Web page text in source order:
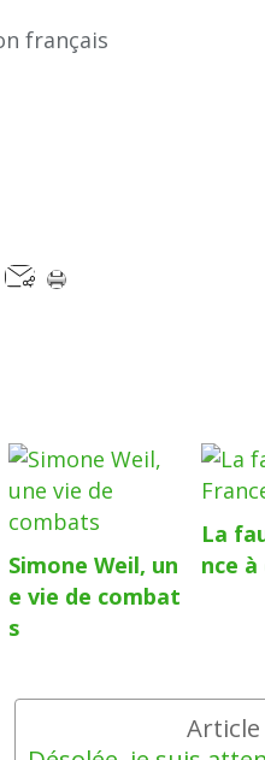
Simone Weil, un
e vie de combat
s
La
nce